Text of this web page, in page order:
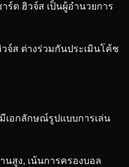
ร์ด ฮิวจ์ส เป็นผู้อำนวยการ
วจ์ส ต่างร่วมกันประเมินโค้ช
อกลักษณ์รูปแบบการเล่น
สูง, เน้นการครองบอล